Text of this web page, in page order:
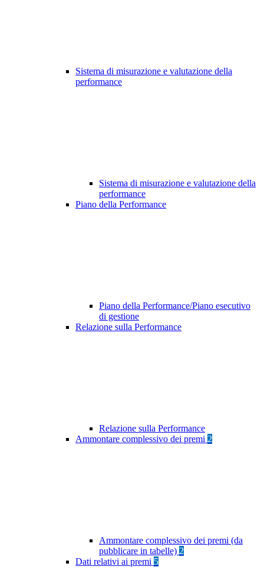
Sistema di misurazione e valutazione della
performance
Sistema di misurazione e valutazione della
performance
Piano della Performance
Piano della Performance/Piano esecutivo
di gestione
Relazione sulla Performance
Relazione sulla Performance
Ammontare complessivo dei premi 2
Ammontare complessivo dei premi (da
pubblicare in tabelle) 2
Dati relativi ai premi 5